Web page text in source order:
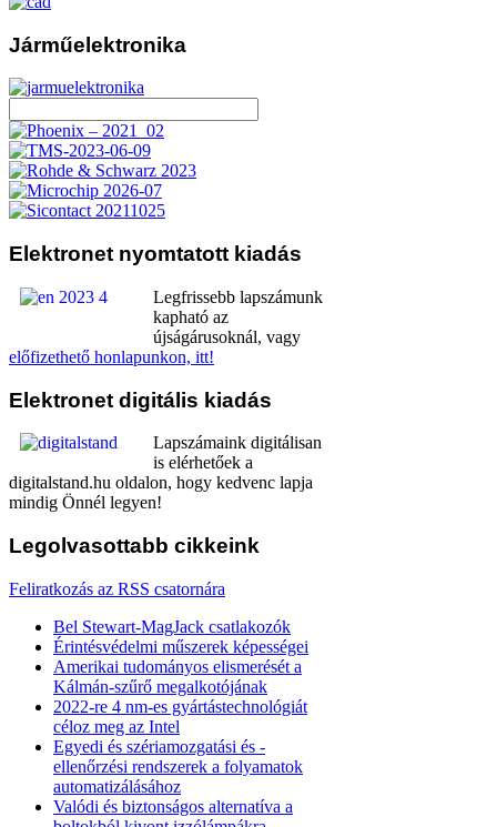
Járműelektronika
Elektronet nyomtatott kiadás
Legfrissebb lapszámunk
kapható az
újságárusoknál, vagy
előfizethető honlapunkon, itt!
Elektronet digitális kiadás
Lapszámaink digitálisan
is elérhetőek a
digitalstand.hu oldalon, hogy kedvenc lapja
mindig Önnél legyen!
Legolvasottabb cikkeink
Feliratkozás az RSS csatornára
Bel Stewart-MagJack csatlakozók
Érintésvédelmi műszerek képességei
Amerikai tudományos elismerését a
Kálmán-szűrő megalkotójának
2022-re 4 nm-es gyártástechnológiát
céloz meg az Intel
Egyedi és szériamozgatási és -
ellenőrzési rendszerek a folyamatok
automatizálásához
Valódi és biztonságos alternatíva a